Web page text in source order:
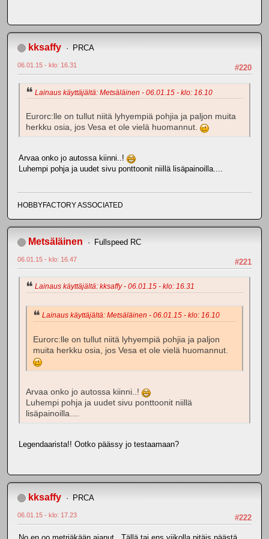
kksaffy PRCA
#220
06.01.15 - klo: 16.31
Lainaus käyttäjältä: Metsäläinen - 06.01.15 - klo: 16.10
Eurorc:lle on tullut niitä lyhyempiä pohjia ja paljon muita
herkku osia, jos Vesa et ole vielä huomannut.
Arvaa onko jo autossa kiinni..!
Luhempi pohja ja uudet sivu ponttoonit niillä lisäpainoilla....
HOBBYFACTORY ASSOCIATED
Metsäläinen Fullspeed RC
#221
06.01.15 - klo: 16.47
Lainaus käyttäjältä: kksaffy - 06.01.15 - klo: 16.31
Lainaus käyttäjältä: Metsäläinen - 06.01.15 - klo: 16.10
Eurorc:lle on tullut niitä lyhyempiä pohjia ja paljon
muita herkku osia, jos Vesa et ole vielä huomannut.
Arvaa onko jo autossa kiinni..!
Luhempi pohja ja uudet sivu ponttoonit niillä
lisäpainoilla....
Legendaarista!! Ootko päässy jo testaamaan?
kksaffy PRCA
#222
06.01.15 - klo: 17.23